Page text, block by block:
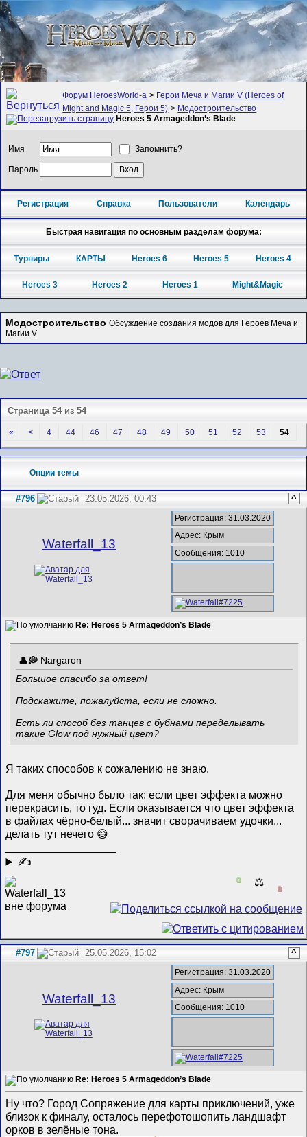
Форум HeroesWorld-а > Герои Меча и Магии V (Heroes of
Might and Magic 5, Герои 5) > Модостроительство
Heroes 5 Armageddon’s Blade
Имя Запомнить?
Пароль
Регистрация Справка Пользователи Календарь
Быстрая навигация по основным разделам форума:
Турниры КАРТЫ Heroes 6 Heroes 5 Heroes 4
Heroes 3 Heroes 2 Heroes 1 Might&Magic
Модостроительство Обсуждение создания модов для Героев Меча и
Магии V.
Страница 54 из 54
« < 4 44 46 47 48 49 50 51 52 53 54
Опции темы
#796 23.05.2026, 00:43 ^
Waterfall_13
Регистрация: 31.03.2020
Адрес: Крым
Сообщения: 1010
Re: Heroes 5 Armageddon’s Blade
Nargaron
Большое спасибо за ответ!
Подскажите, пожалуйста, если не сложно.
Есть ли способ без танцев с бубнами переделывать
такие Glow под нужный цвет?
Я таких способов к сожалению не знаю.
Для меня обычно было так: если цвет эффекта можно
перекрасить, то гуд. Если оказывается что цвет эффекта
в файлах чёрно-белый... значит сворачиваем удочки...
делать тут нечего 😅
✍
0 ⚖️
0
#797 25.05.2026, 15:02 ^
Waterfall_13
Регистрация: 31.03.2020
Адрес: Крым
Сообщения: 1010
Re: Heroes 5 Armageddon’s Blade
Ну что? Город Сопряжение для карты приключений, уже
близок к финалу, осталось перефотошопить ландшафт
орков в зелёные тона.